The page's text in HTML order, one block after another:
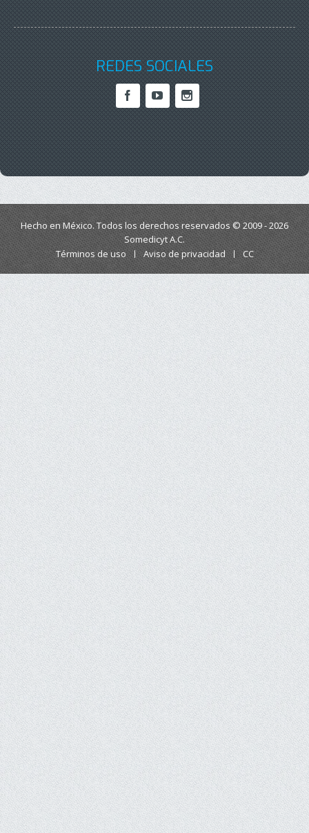
REDES SOCIALES
Hecho en México. Todos los derechos reservados © 2009 - 2026
Somedicyt A.C.
Términos de uso
Aviso de privacidad CC